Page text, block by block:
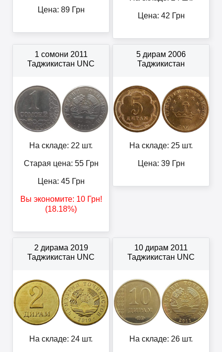
Цена: 89Грн
Цена: 42 Грн
1 сомони 2011
Таджикистан UNC
На складе: 22 шт.
Старая цена: 55Грн
Цена: 45Грн
Вы экономите: 10Грн!
(18.18%)
5 дирам 2006
Таджикистан
На складе: 25 шт.
Цена: 39Грн
2 дирама 2019
Таджикистан UNC
На складе: 24 шт.
10 дирам 2011
Таджикистан UNC
На складе: 26 шт.